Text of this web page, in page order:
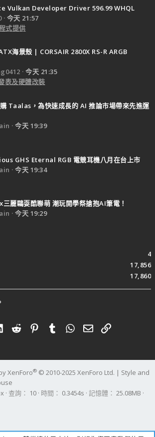
Vulkan Developer Driver 596.99 WHQL
今天 21:57
式提供
海景殼 | CORSAIR 2800X RS-R ARGB
今天 21:35
表及硬體改裝
Taalas，為快速成長的 AI 推論市場帶來先進運
今天 19:39
GHS Eternal RGB 電競耳機八月在台上市
今天 19:34
三麗鷗耍酷聯萌 潮玩開學祭搶抱AI筆電！
今天 19:29
4
17,856
17,860
LinkedIn
RedditPinterestTumblrWhatsApp
電子郵件
連結
XenForo® © 2010-2025 XenForo Ltd. | Style and
查詢 10 時間 0.3454s 記憶體 25.08MB